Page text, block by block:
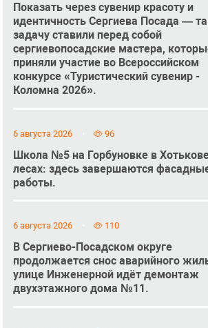
Показать через сувенир красоту и
идентичность Сергиева Посада —
задачу ставили перед собой
сергиевопосадские мастера,
приняли участие во Всероссийском
конкурсе «Туристический сувенир -
Коломна 2026».
6 августа 2026 96
Школа №5 на Горбуновке в
лесах: здесь завершаются
работы.
6 августа 2026 110
В Сергиево-Посадском округе
продолжается снос аварийного
улице Инженерной идёт демонтаж
двухэтажного дома №11.